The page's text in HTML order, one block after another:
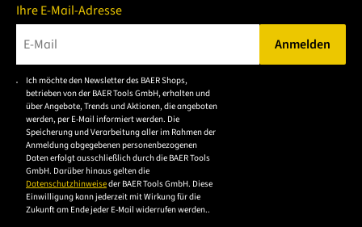
Ihre E-Mail-Adresse
Bitte geben Sie eine gültige E-Mail-Adresse ein.
Anmelden
Ich möchte den Newsletter des BAER Shops,
betrieben von der BAER Tools GmbH, erhalten und
über Angebote, Trends und Aktionen, die angeboten
werden, per E-Mail informiert werden. Die
Speicherung und Verarbeitung aller im Rahmen der
Anmeldung abgegebenen personenbezogenen
Daten erfolgt ausschließlich durch die BAER Tools
GmbH. Darüber hinaus gelten die
Datenschutzhinweiseder BAER Tools GmbH. Diese
Einwilligung kann jederzeit mit Wirkung für die
Zukunft am Ende jeder E-Mail widerrufen werden..